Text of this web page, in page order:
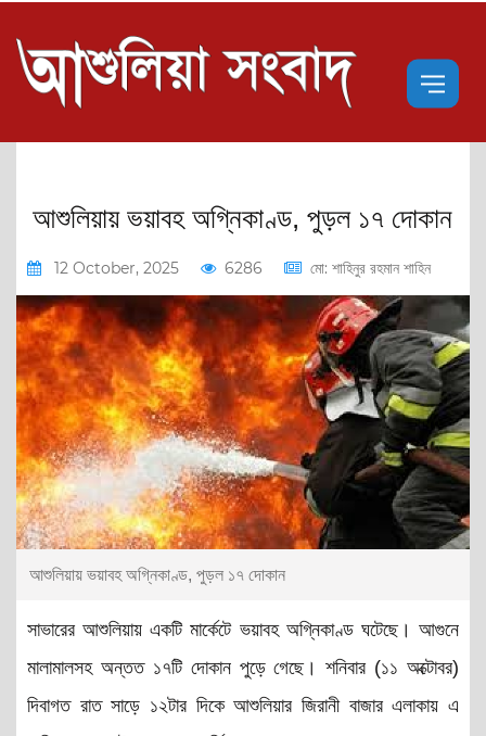
আশুলিয়ায় ভয়াবহ অগ্নিকাণ্ড, পুড়ল ১৭ দোকান
12 October, 2025 6286 মো: শাহিনুর রহমান শাহিন
আশুলিয়ায় ভয়াবহ অগ্নিকাণ্ড, পুড়ল ১৭ দোকান
সাভারের আশুলিয়ায় একটি মার্কেটে ভয়াবহ অগ্নিকাণ্ড ঘটেছে। আগুনে
মালামালসহ অন্তত ১৭টি দোকান পুড়ে গেছে। শনিবার (১১ অক্টোবর)
দিবাগত রাত সাড়ে ১২টার দিকে আশুলিয়ার জিরানী বাজার এলাকায় এ